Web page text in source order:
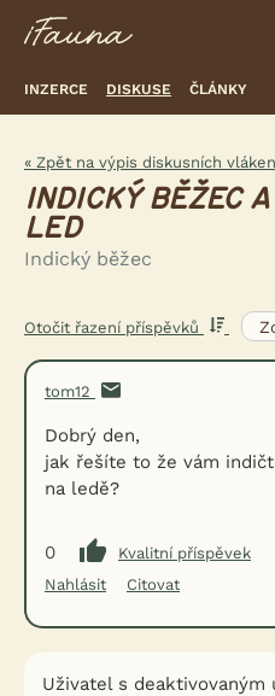
INZERCE DISKUSE ČLÁNKY
« Zpět na výpis diskusních vláken
INDICKÝ BĚŽEC A
LED
Indický běžec
Otočit řazení příspěvků
tom12
Dobrý den,
jak řešíte to že vám
na ledě?
0
Kvalitní příspěvek
Nahlásit
Citovat
Uživatel s deaktivovaným